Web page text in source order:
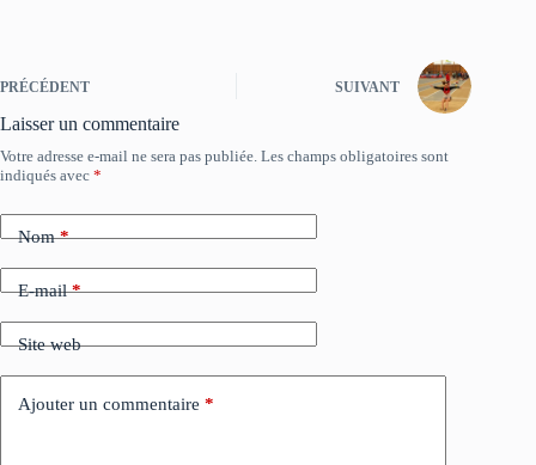
PRÉCÉDENT SUIVANT
Laisser un commentaire
Votre adresse e-mail ne sera pas publiée. Les champs obligatoires sont
indiqués avec *
Nom*
E-mail*
Site web
Ajouter un commentaire *